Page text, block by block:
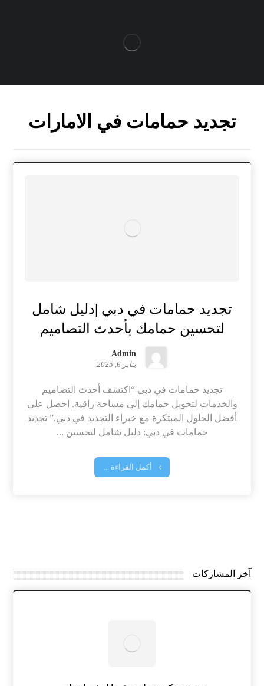
تجديد حمامات في الامارات
تجديد حمامات في دبي |دليل شامل
لتحسين حمامك بأحدث التصاميم
Admin
يناير 6, 2025
تجديد حمامات في دبي “اكتشف أحدث التصاميم
والخدمات لتحويل حمامك إلى مساحة راقية. احصل على
أفضل الحلول المبتكرة مع خبراء التجديد في دبي.” تجديد
حمامات في دبي: دليل شامل لتحسين ...
أكمل القراءة ...
آخر المشاركات